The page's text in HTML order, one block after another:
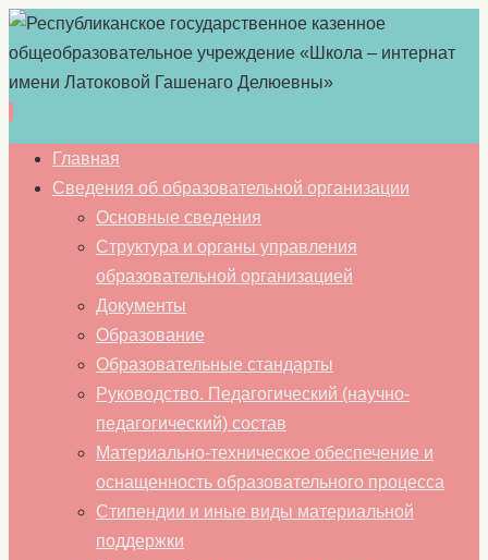
Перейти
содержимому
Главная
Сведения об образовательной организации
Основные сведения
Структура и органы управления
образовательной организацией
Документы
Образование
Образовательные стандарты
Руководство. Педагогический (научно-
педагогический) состав
Материально-техническое обеспечение и
оснащенность образовательного процесса
Стипендии и иные виды материальной
поддержки